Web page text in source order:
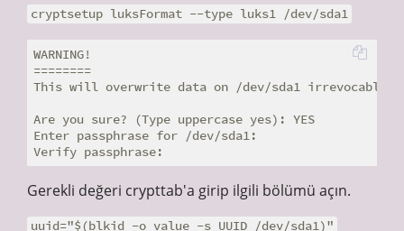
cryptsetup luksFormat --type luks1 /dev/sda1
WARNING!
========
This will overwrite data on /dev/sda1 irrevocably.
Are you sure? (Type uppercase yes): YES
Enter passphrase for /dev/sda1:
Gerekli değeri crypttab'a girip ilgili bölümü açın.
uuid="$(blkid -o value -s UUID /dev/sda1)"